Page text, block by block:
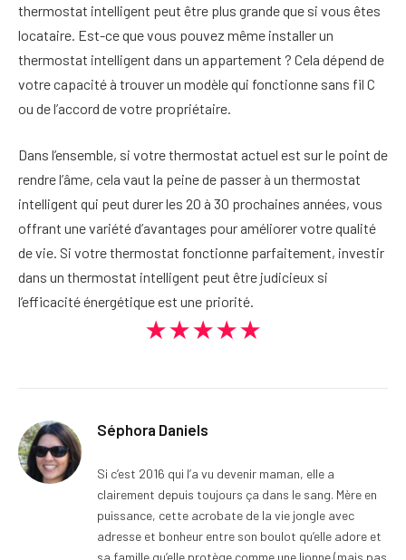
thermostat intelligent peut être plus grande que si vous êtes
locataire. Est-ce que vous pouvez même installer un
thermostat intelligent dans un appartement ? Cela dépend de
votre capacité à trouver un modèle qui fonctionne sans fil C
ou de l’accord de votre propriétaire.
Dans l’ensemble, si votre thermostat actuel est sur le point de
rendre l’âme, cela vaut la peine de passer à un thermostat
intelligent qui peut durer les 20 à 30 prochaines années, vous
offrant une variété d’avantages pour améliorer votre qualité
de vie. Si votre thermostat fonctionne parfaitement, investir
dans un thermostat intelligent peut être judicieux si
l’efficacité énergétique est une priorité.
★★★★★
Séphora Daniels
Si c’est 2016 qui l’a vu devenir maman, elle a
clairement depuis toujours ça dans le sang. Mère en
puissance, cette acrobate de la vie jongle avec
adresse et bonheur entre son boulot qu’elle adore et